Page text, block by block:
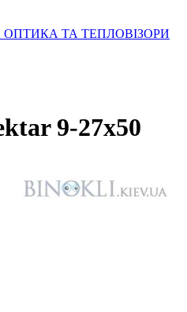
ОПТИКА ТА ТЕПЛОВІЗОРИ
9-27x50